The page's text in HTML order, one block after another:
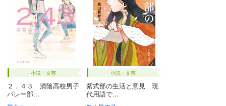
小説・文芸
２．４３ 清陰高校男子
バレー部...
小説・文芸
紫式部の生活と意見 現
代用語で...